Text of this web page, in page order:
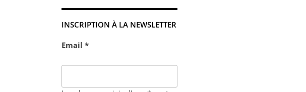
INSCRIPTION À LA NEWSLETTER
Email *